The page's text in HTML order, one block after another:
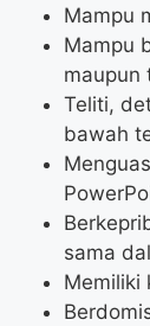
Mampu
Mampu
maupun
Teliti,
bawah
sama
Memiliki